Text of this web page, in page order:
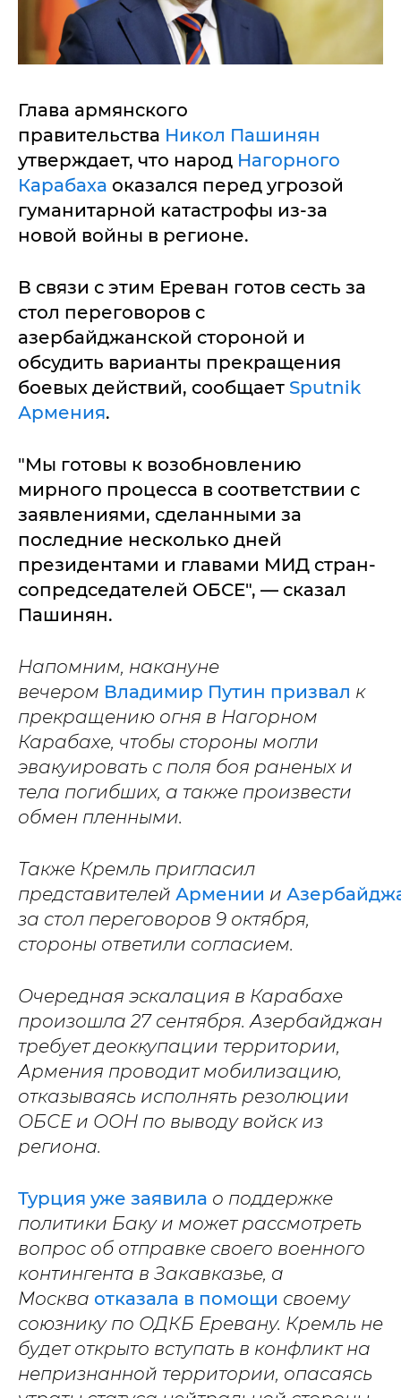
Глава армянского
правительства Никол Пашинян
утверждает, что народ Нагорного
Карабаха оказался перед угрозой
гуманитарной катастрофы из-за
новой войны в регионе.
В связи с этим Ереван готов сесть за
стол переговоров с
азербайджанской стороной и
обсудить варианты прекращения
боевых действий, сообщает Sputnik
Армения.
"Мы готовы к возобновлению
мирного процесса в соответствии с
заявлениями, сделанными за
последние несколько дней
президентами и главами МИД стран-
сопредседателей ОБСЕ", — сказал
Пашинян.
Напомним, накануне
вечером Владимир Путин призвал к
прекращению огня в Нагорном
Карабахе, чтобы стороны могли
эвакуировать с поля боя раненых и
тела погибших, а также произвести
обмен пленными.
Также Кремль пригласил
представителей Армении и
за стол переговоров 9 октября,
стороны ответили согласием.
Очередная эскалация в Карабахе
произошла 27 сентября. Азербайджан
требует деоккупации территории,
Армения проводит мобилизацию,
отказываясь исполнять резолюции
ОБСЕ и ООН по выводу войск из
региона.
Турция уже заявила о поддержке
политики Баку и может рассмотреть
вопрос об отправке своего военного
контингента в Закавказье, а
Москва отказала в помощи своему
союзнику по ОДКБ Еревану. Кремль не
будет открыто вступать в конфликт на
непризнанной территории, опасаясь